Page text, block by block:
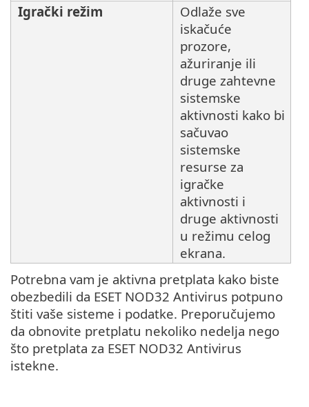
Igrački režim
Odlaže sve
iskačuće
prozore,
ažuriranje ili
druge zahtevne
sistemske
aktivnosti kako bi
sačuvao
sistemske
resurse za
igračke
aktivnosti i
druge aktivnosti
u režimu celog
ekrana.
Potrebna vam je aktivna pretplata kako biste
obezbedili da ESET NOD32 Antivirus potpuno
štiti vaše sisteme i podatke. Preporučujemo
da obnovite pretplatu nekoliko nedelja nego
što pretplata za ESET NOD32 Antivirus
istekne.